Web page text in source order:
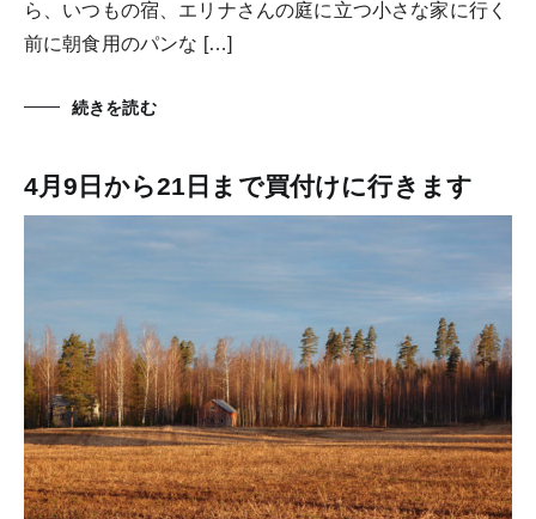
ら、いつもの宿、エリナさんの庭に立つ小さな家に行く
前に朝食用のパンな […]
続きを読む
4月9日から21日まで買付けに行きます